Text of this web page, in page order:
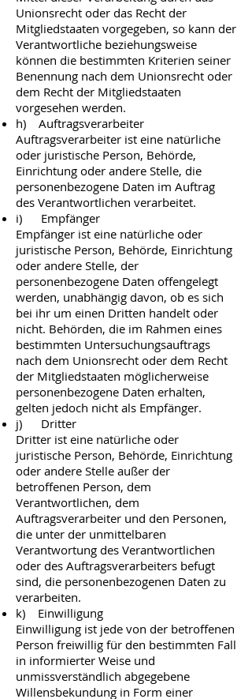
Unionsrecht oder das Recht der
Mitgliedstaaten vorgegeben, so kann der
Verantwortliche beziehungsweise
können die bestimmten Kriterien seiner
Benennung nach dem Unionsrecht oder
dem Recht der Mitgliedstaaten
vorgesehen werden.
h) Auftragsverarbeiter
Auftragsverarbeiter ist eine natürliche
oder juristische Person, Behörde,
Einrichtung oder andere Stelle, die
personenbezogene Daten im Auftrag
des Verantwortlichen verarbeitet.
i) Empfänger
Empfänger ist eine natürliche oder
juristische Person, Behörde, Einrichtung
oder andere Stelle, der
personenbezogene Daten offengelegt
werden, unabhängig davon, ob es sich
bei ihr um einen Dritten handelt oder
nicht. Behörden, die im Rahmen eines
bestimmten Untersuchungsauftrags
nach dem Unionsrecht oder dem Recht
der Mitgliedstaaten möglicherweise
personenbezogene Daten erhalten,
gelten jedoch nicht als Empfänger.
j) Dritter
Dritter ist eine natürliche oder
juristische Person, Behörde, Einrichtung
oder andere Stelle außer der
betroffenen Person, dem
Verantwortlichen, dem
Auftragsverarbeiter und den Personen,
die unter der unmittelbaren
Verantwortung des Verantwortlichen
oder des Auftragsverarbeiters befugt
sind, die personenbezogenen Daten zu
verarbeiten.
k) Einwilligung
Einwilligung ist jede von der betroffenen
Person freiwillig für den bestimmten Fall
in informierter Weise und
unmissverständlich abgegebene
Willensbekundung in Form einer